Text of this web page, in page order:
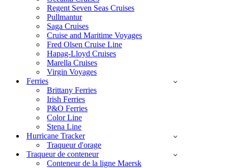
Regent Seven Seas Cruises
Pullmantur
Saga Cruises
Cruise and Maritime Voyages
Fred Olsen Cruise Line
Hapag-Lloyd Cruises
Marella Cruises
Virgin Voyages
Ferries
Brittany Ferries
Irish Ferries
P&O Ferries
Color Line
Stena Line
Hurricane Tracker
Traqueur d'orage
Traqueur de conteneur
Conteneur de la ligne Maersk